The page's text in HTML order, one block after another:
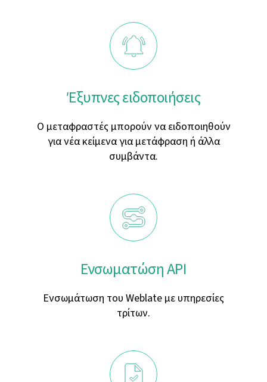
Έξυπνες ειδοποιήσεις
Ο μεταφραστές μπορούν να ειδοποιηθούν
για νέα κείμενα για μετάφραση ή άλλα
συμβάντα.
Ενσωματώση API
Ενσωμάτωση του Weblate με υπηρεσίες
τρίτων.